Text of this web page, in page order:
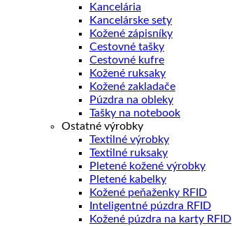
Kancelária
Kancelárske sety
Kožené zápisníky
Cestovné tašky
Cestovné kufre
Kožené ruksaky
Kožené zakladače
Púzdra na obleky
Tašky na notebook
Ostatné výrobky
Textilné výrobky
Textilné ruksaky
Pletené kožené výrobky
Pletené kabelky
Kožené peňaženky RFID
Inteligentné púzdra RFID
Kožené púzdra na karty RFID